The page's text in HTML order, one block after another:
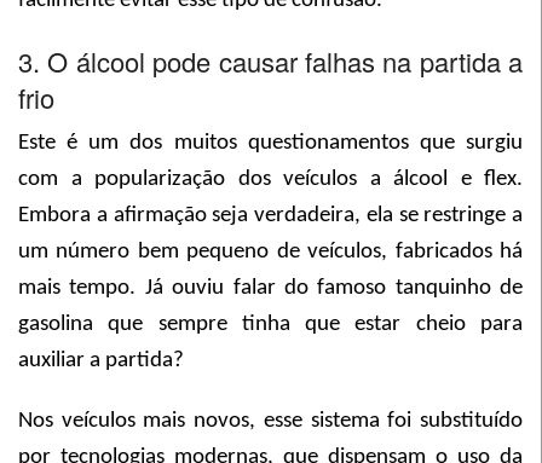
3. O álcool pode causar falhas na partida a
frio
Este é um dos muitos questionamentos que surgiu
com a popularização dos veículos a álcool e flex.
Embora a afirmação seja verdadeira, ela se restringe a
um número bem pequeno de veículos, fabricados há
mais tempo. Já ouviu falar do famoso tanquinho de
gasolina que sempre tinha que estar cheio para
auxiliar a partida?
Nos veículos mais novos, esse sistema foi substituído
por tecnologias modernas, que dispensam o uso da